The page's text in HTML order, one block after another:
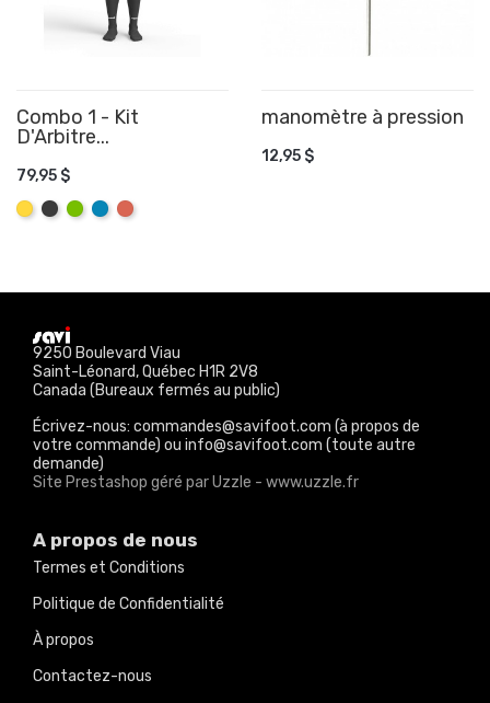
Combo 1 - Kit
D'Arbitre...
79,95 $
JauneGraphite
LimeAquaRose
AJOUTER AU PANIER
manomètre à pression
12,95 $
AJOUTER AU PANIER
9250 Boulevard Viau
Saint-Léonard, Québec H1R 2V8
Canada (Bureaux fermés au public)
Écrivez-nous: commandes@savifoot.com (à propos de
votre commande) ou info@savifoot.com (toute autre
demande)
Site Prestashop géré par Uzzle - www.uzzle.fr
A propos de nous
Termes et Conditions
Politique de Confidentialité
À propos
Contactez-nous